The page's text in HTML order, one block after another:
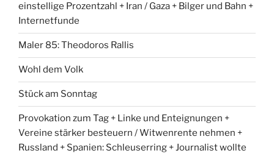
einstellige Prozentzahl + Iran / Gaza + Bilger und Bahn +
Internetfunde
Maler 85: Theodoros Rallis
Wohl dem Volk
Stück am Sonntag
Provokation zum Tag + Linke und Enteignungen +
Vereine stärker besteuern / Witwenrente nehmen +
Russland + Spanien: Schleuserring + Journalist wollte